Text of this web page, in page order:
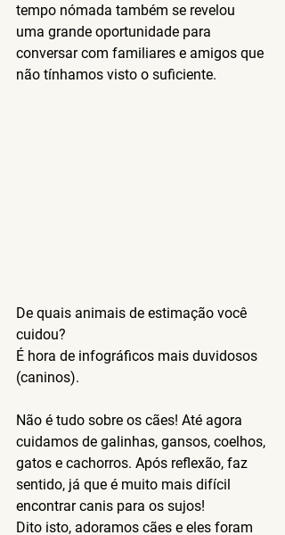
tempo nómada também se revelou
uma grande oportunidade para
conversar com familiares e amigos que
não tínhamos visto o suficiente.
De quais animais de estimação você
cuidou?
É hora de infográficos mais duvidosos
(caninos).
Não é tudo sobre os cães! Até agora
cuidamos de galinhas, gansos, coelhos,
gatos e cachorros. Após reflexão, faz
sentido, já que é muito mais difícil
encontrar canis para os sujos!
Dito isto, adoramos cães e eles foram